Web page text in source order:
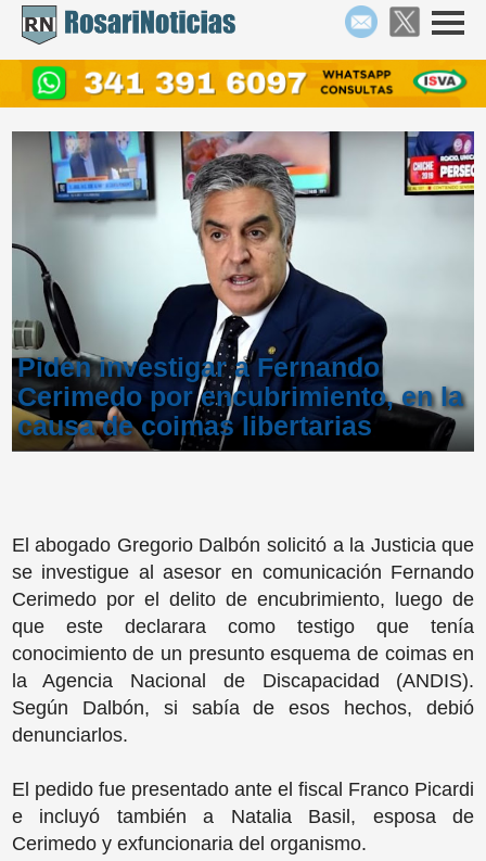
Piden investigar a Fernando
Cerimedo por encubrimiento, en la
causa de coimas libertarias
El abogado Gregorio Dalbón solicitó a la Justicia que
se investigue al asesor en comunicación Fernando
Cerimedo por el delito de encubrimiento, luego de
que este declarara como testigo que tenía
conocimiento de un presunto esquema de coimas en
la Agencia Nacional de Discapacidad (ANDIS).
Según Dalbón, si sabía de esos hechos, debió
denunciarlos.
El pedido fue presentado ante el fiscal Franco Picardi
e incluyó también a Natalia Basil, esposa de
Cerimedo y exfuncionaria del organismo.